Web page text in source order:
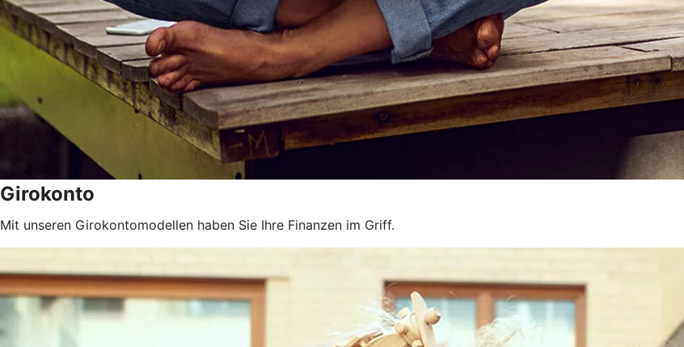
Girokonto
Mit unseren Girokontomodellen haben Sie Ihre Finanzen im Griff.